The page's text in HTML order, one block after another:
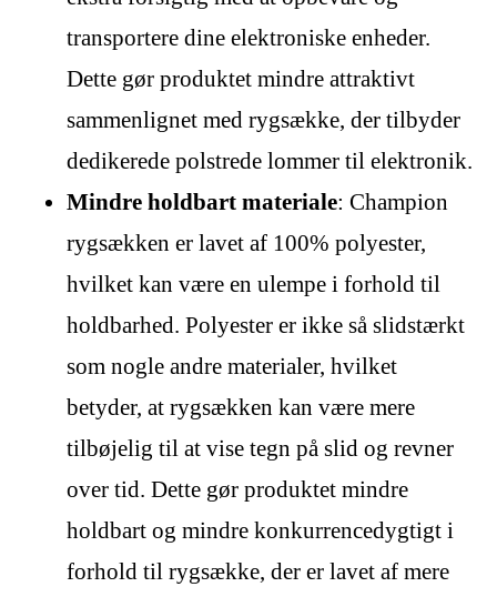
transportere dine elektroniske enheder.
Dette gør produktet mindre attraktivt
sammenlignet med rygsække, der tilbyder
dedikerede polstrede lommer til elektronik.
Mindre holdbart materiale: Champion
rygsækken er lavet af 100% polyester,
hvilket kan være en ulempe i forhold til
holdbarhed. Polyester er ikke så slidstærkt
som nogle andre materialer, hvilket
betyder, at rygsækken kan være mere
tilbøjelig til at vise tegn på slid og revner
over tid. Dette gør produktet mindre
holdbart og mindre konkurrencedygtigt i
forhold til rygsække, der er lavet af mere